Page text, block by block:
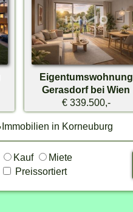
Eigentumswohnung
Gerasdorf bei Wien
€ 339.500,-
Immobilien in Korneuburg
Kauf
Miete
Preissortiert